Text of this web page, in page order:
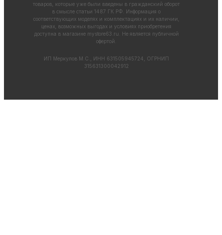
товаров, которые уже были введены в гражданский оборот
в смысле статьи 1487 ГК РФ. Информация о
соответствующих моделях и комплектациях и их наличии,
ценах, возможных выгодах и условиях приобретения
доступна в магазине mystore63.ru . Не является публичной
офертой.
ИП Меркулов М.С., ИНН 631505945724, ОГРНИП
315631300042912